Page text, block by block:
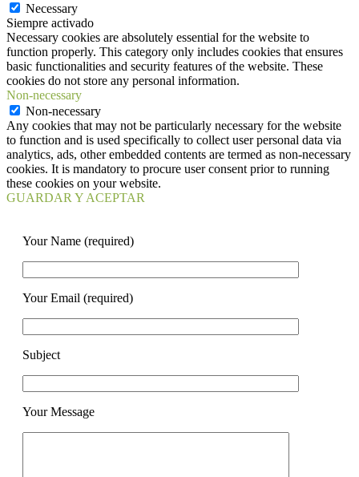
Necessary
Siempre activado
Necessary cookies are absolutely essential for the website to
function properly. This category only includes cookies that ensures
basic functionalities and security features of the website. These
cookies do not store any personal information.
Non-necessary
Non-necessary
Any cookies that may not be particularly necessary for the website
to function and is used specifically to collect user personal data via
analytics, ads, other embedded contents are termed as non-necessary
cookies. It is mandatory to procure user consent prior to running
these cookies on your website.
GUARDAR Y ACEPTAR
Your Name (required)
Your Email (required)
Subject
Your Message